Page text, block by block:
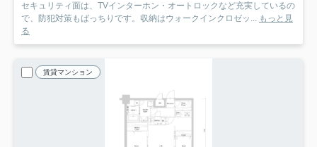
セキュリティ面は、TVインターホン・オートロックなど充実しているの
で、防犯対策もばっちりです。収納はウォークインクロゼッ... もっと見
る
賃貸マンション